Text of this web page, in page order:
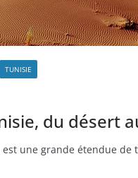
TUNISIE
du désert
une grande étendue de